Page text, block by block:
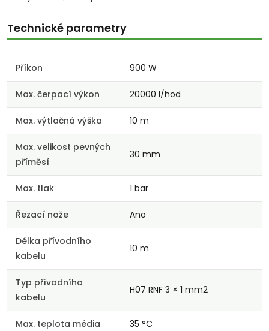
Technické parametry
Příkon 900 W
Max. čerpací výkon 20000 l/hod
Max. výtlačná výška 10 m
Max. velikost pevných
příměsí
30 mm
Max. tlak 1 bar
Řezací nože Ano
Délka přívodního
kabelu
10 m
Typ přívodního
kabelu
H07 RNF 3 × 1 mm2
Max. teplota média 35 °C